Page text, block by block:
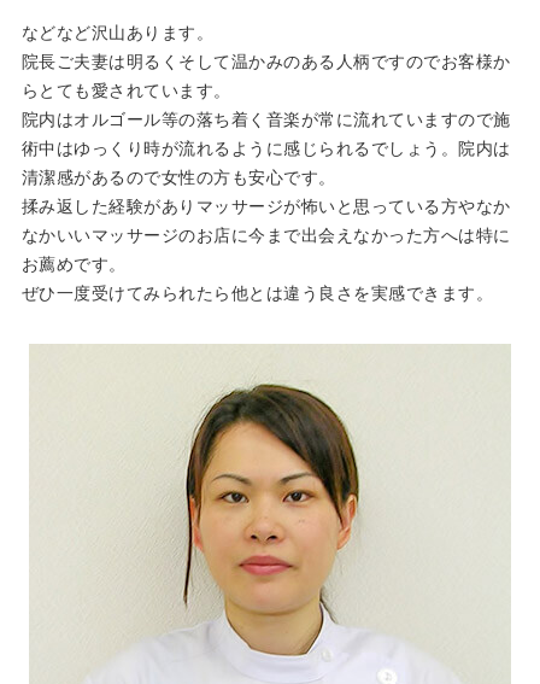
などなど沢山あります。
院長ご夫妻は明るくそして温かみのある人柄ですのでお客様か
らとても愛されています。
院内はオルゴール等の落ち着く音楽が常に流れていますので施
術中はゆっくり時が流れるように感じられるでしょう。院内は
清潔感があるので女性の方も安心です。
揉み返した経験がありマッサージが怖いと思っている方やなか
なかいいマッサージのお店に今まで出会えなかった方へは特に
お薦めです。
ぜひ一度受けてみられたら他とは違う良さを実感できます。